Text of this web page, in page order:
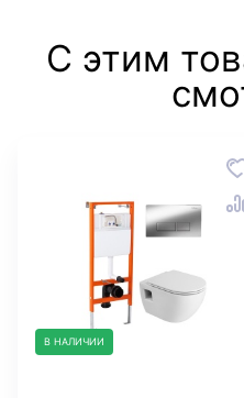
С этим
В НАЛИЧИИ